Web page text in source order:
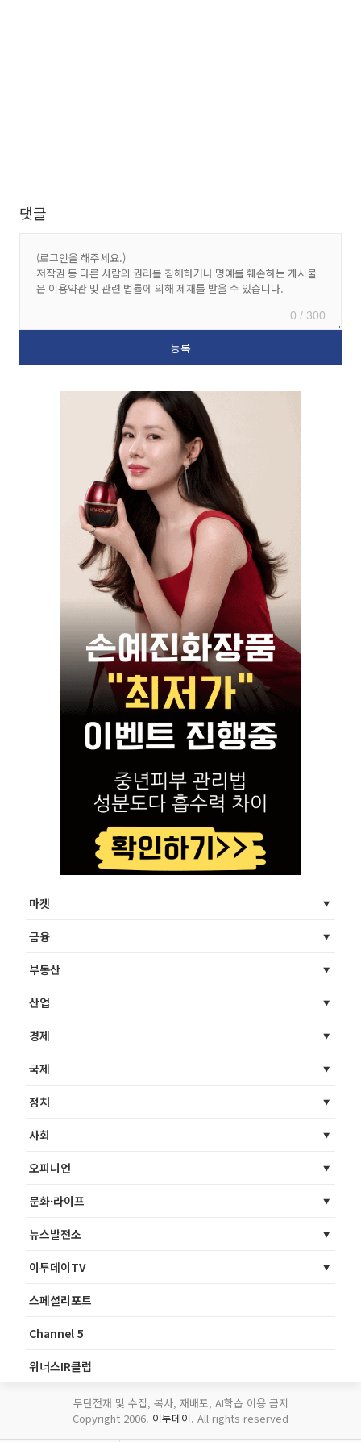
댓글
0 / 300
마켓
금융
부동산
산업
경제
국제
정치
사회
오피니언
문화·라이프
뉴스발전소
이투데이TV
스페셜리포트
Channel 5
위너스IR클럽
무단전재 및 수집, 복사, 재배포, AI학습 이용 금지
Copyright 2006. 이투데이. All rights reserved